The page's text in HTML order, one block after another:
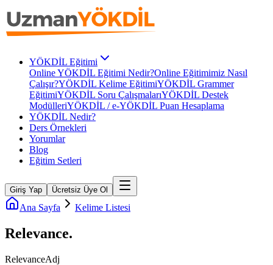
YÖKDİL Eğitimi
Online YÖKDİL Eğitimi Nedir?Online Eğitimimiz Nasıl
Çalışır?YÖKDİL Kelime EğitimiYÖKDİL Grammer
EğitimiYÖKDİL Soru ÇalışmalarıYÖKDİL Destek
ModülleriYÖKDİL / e-YÖKDİL Puan Hesaplama
YÖKDİL Nedir?
Ders Örnekleri
Yorumlar
Blog
Eğitim Setleri
Giriş Yap Ücretsiz Üye Ol
Ana Sayfa Kelime Listesi
Relevance.
RelevanceAdj